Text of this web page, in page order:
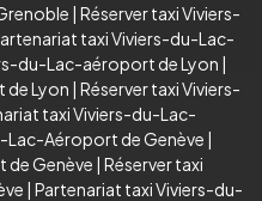
| Réserver taxi Viviers-
taxi Viviers-du-Lac-
du-Lac-aéroport de Lyon |
de Lyon | Réserver taxi Viviers-
taxi Viviers-du-Lac-
Lac-Aéroport de Genève |
de Genève | Réserver taxi
| Partenariat taxi Viviers-du-